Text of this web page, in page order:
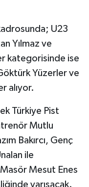
U23
Yılmaz ve
kategorisinde ise
Yüzerler ve
alıyor.
Türkiye Pist
Mutlu
Bakırcı, Genç
ile
Masör Mesut Enes
yarışacak.